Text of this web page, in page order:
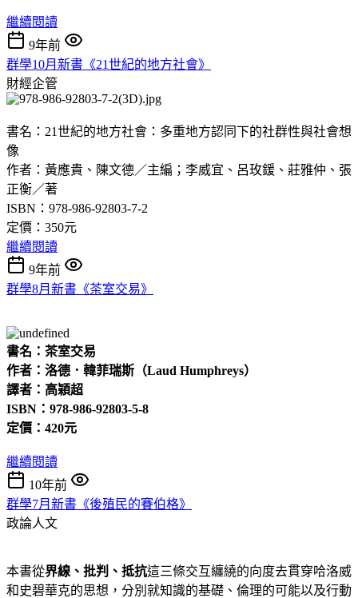
繼續閱讀
9年前
群學10月新書《21世紀的地方社會》
財經企管
書名：21世紀的地方社會：多重地方認同下的社群性與社會想
像
作者：黃應貴、陳文德／主編；李威宜、呂玫鍰、莊雅仲、張
正衡／著
ISBN：978-986-92803-7-2
定價：350元
繼續閱讀
9年前
群學8月新書《茶室交易》
書名：茶室交易
作者：洛德．韓菲瑞斯（Laud Humphreys）
譯者：高穎超
ISBN：978-986-92803-5-8
定價：420元
繼續閱讀
10年前
群學7月新書《後殖民的賽伯格》
政論人文
本書從界線、批判、抵抗這三條交互纏繞的向度去貫穿哈洛威
和史碧華克的思想，分別就知識的基礎、倫理的可能以及行動